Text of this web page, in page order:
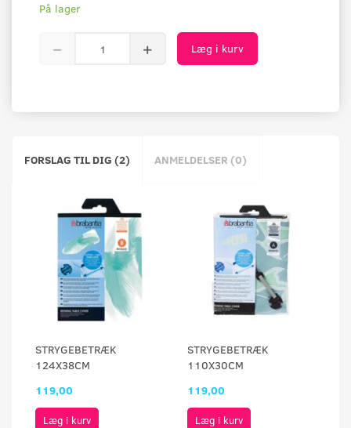
På lager
Læg i kurv
FORSLAG TIL DIG (2) ANMELDELSER (0)
STRYGEBETRÆK
124X38CM
119,00
Læg i kurv
STRYGEBETRÆK
110X30CM
119,00
Læg i kurv